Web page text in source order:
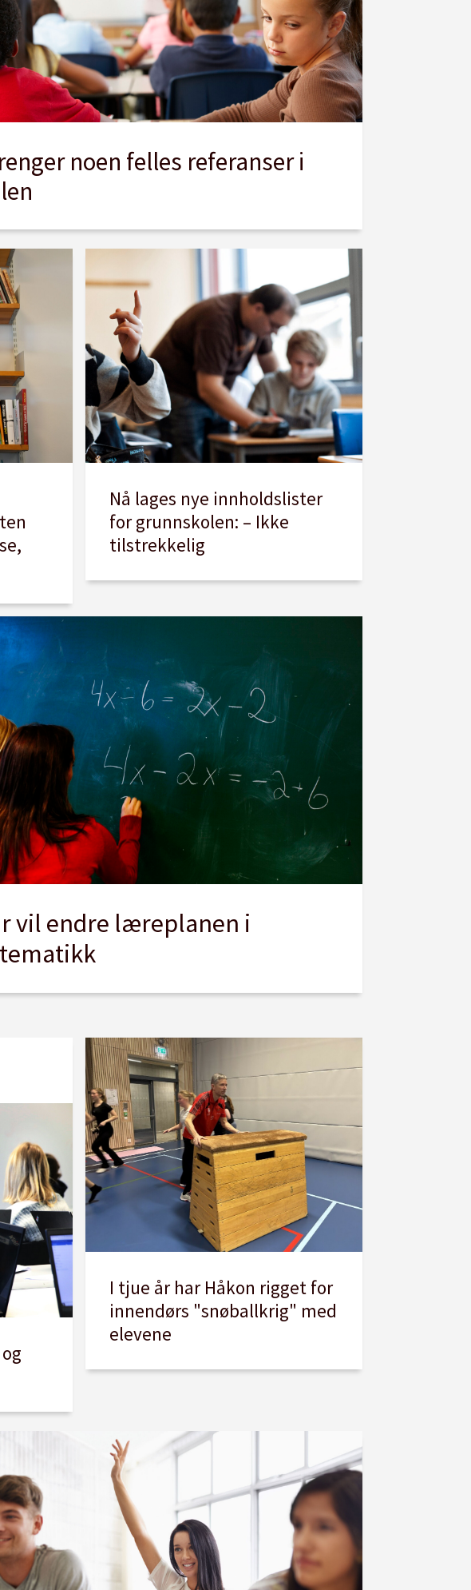
noen felles referanser i
Nå lages nye innholdslister
for grunnskolen: – Ikke
tilstrekkelig
vil endre læreplanen i
I tjue år har Håkon rigget for
innendørs "snøballkrig" med
elevene